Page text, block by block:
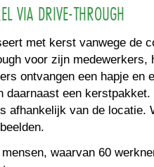
VIA DRIVE-THROUGH
met kerst vanwege de
voor zijn medewerkers,
ontvangen een hapje en
daarnaast een
afhankelijk van de locatie.
waarvan 60